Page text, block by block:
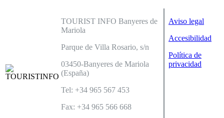
TOURIST INFO Banyeres de
Mariola
Parque de Villa Rosario, s/n
03450-Banyeres de Mariola
(España)
Tel: +34 965 567 453
Fax: +34 965 566 668
Aviso legal
Accesibilidad
Política de
privacidad